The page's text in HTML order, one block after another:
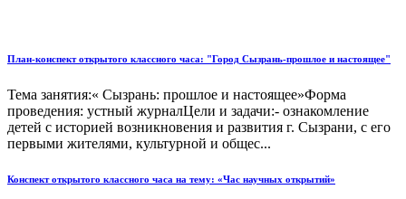
План-конспект открытого классного часа: "Город Сызрань-прошлое и настоящее"
Тема занятия:« Сызрань: прошлое и настоящее»Форма
проведения: устный журналЦели и задачи:- ознакомление
детей с историей возникновения и развития г. Сызрани, с его
первыми жителями, культурной и общес...
Конспект открытого классного часа на тему: «Час научных открытий»